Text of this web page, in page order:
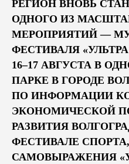
РЕГИОН ВНОВЬ
ОДНОГО ИЗ
МЕРОПРИЯТИЙ —
ФЕСТИВАЛЯ
16–17 АВГУСТА В
ПАРКЕ В ГОРОДЕ
ПО ИНФОРМАЦИИ
ЭКОНОМИЧЕСКОЙ
РАЗВИТИЯ
ФЕСТИВАЛЕ
САМОВЫРАЖЕНИЯ